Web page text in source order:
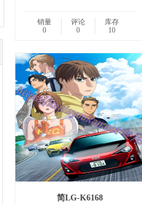
销量
0
评论
0
库存
10
简LG-K6168